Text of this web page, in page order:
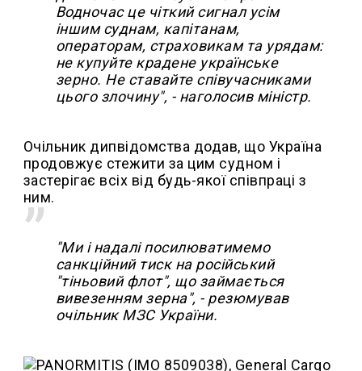
Водночас це чіткий сигнал усім
іншим суднам, капітанам,
операторам, страховикам та урядам:
не купуйте крадене українське
зерно. Не ставайте співучасниками
цього злочину", - наголосив міністр.
Очільник дипвідомства додав, що Україна
продовжує стежити за цим судном і
застерігає всіх від будь-якої співпраці з
ним.
"Ми і надалі посилюватимемо
санкційний тиск на російський
"тіньовий флот", що займається
вивезенням зерна", - резюмував
очільник МЗС України.